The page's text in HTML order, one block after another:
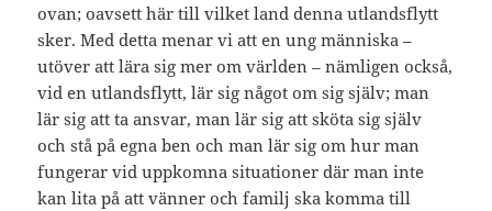
ovan; oavsett här till vilket land denna utlandsflytt
sker. Med detta menar vi att en ung människa –
utöver att lära sig mer om världen – nämligen också,
vid en utlandsflytt, lär sig något om sig själv; man
lär sig att ta ansvar, man lär sig att sköta sig själv
och stå på egna ben och man lär sig om hur man
fungerar vid uppkomna situationer där man inte
kan lita på att vänner och familj ska komma till